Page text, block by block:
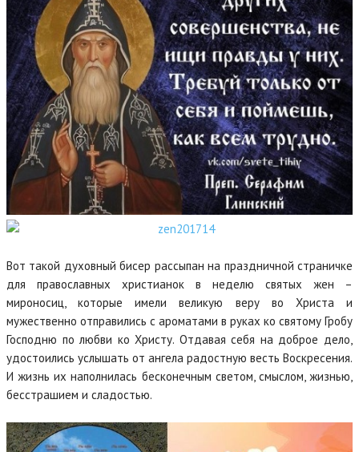
Вот такой духовный бисер рассыпан на праздничной страничке
для православных христианок в неделю святых жен –
мироносиц, которые имели великую веру во Христа и
мужественно отправились с ароматами в руках ко святому Гробу
Господню по любви ко Христу. Отдавая себя на доброе дело,
удостоились услышать от ангела радостную весть Воскресения.
И жизнь их наполнилась бесконечным светом, смыслом, жизнью,
бесстрашием и сладостью.